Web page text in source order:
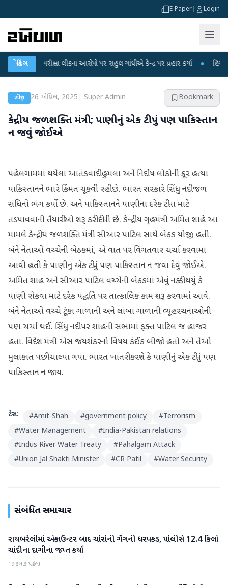
E-Paper Login
બ્રેકિંગ
પરીક્ષા લીકના આરોપો પર રાહુલ ગાંધીએ કેન્દ્ર પર પ્રહાર કર્યા ● હિંમતનગરમાં
રાષ્ટ્રીય 26 એપ્રિલ, 2025 Super Admin Bookmark
કેન્દ્રીય જળશક્તિ મંત્રી; પાણીનું એક ટીપું પણ પાકિસ્તાન
ન જવું જોઈએ
પહેલગામમાં થયેલા આતંકવાદી હુમલા અને નિર્દોષ લોકોની ક્રૂર હત્યા
પાકિસ્તાનને ભારે કિંમત ચૂકવી રહી છે. ભારત સરકારે સિંધુ નદી જળ
સંધિનો ભંગ કર્યો છે. અને પાકિસ્તાનને પાણીના દરેક ટીપા માટે
તડપાવવાની તૈયારીઓ શરૂ કરી દીધી છે. કેન્દ્રીય ગૃહમંત્રી અમિત શાહે આ
મામલે કેન્દ્રીય જળશક્તિ મંત્રી સીઆર પાટિલ સાથે બેઠક યોજી હતી.
બંને નેતાઓ વચ્ચેની બેઠકમાં, એ વાત પર વિગતવાર ચર્ચા કરવામાં
આવી હતી કે પાણીનું એક ટીપું પણ પાકિસ્તાન ન જવા દેવું જોઈએ.
અમિત શાહ અને સીઆર પાટિલ વચ્ચેની બેઠકમાં એવું નક્કી થયું કે
પાણી રોકવા માટે દરેક પદ્ધતિ પર તાત્કાલિક કામ શરૂ કરવામાં આવે.
બંને નેતાઓ વચ્ચે ટૂંકા ગાળાની અને લાંબા ગાળાની વ્યૂહરચનાઓની
પણ ચર્ચા થઈ. સિંધુ નદી પર શાહની સભામાં ફક્ત પાટિલ જ હાજર
હતા. વિદેશ મંત્રી એસ જયશંકરનો વિષય કંઈક બીજો હતો અને તેઓ
મુલાકાત પછી ચાલ્યા ગયા. ભારત ખાતરી કરશે કે પાણીનું એક ટીપું પણ
પાકિસ્તાન ન જાય.
ટેગ્સ: #Amit-Shah #government policy #Terrorism
#Water Management #India-Pakistan relations
#Indus River Water Treaty #Pahalgam Attack
#Union Jal Shakti Minister #CR Patil #Water Security
સંબંધિત સમાચાર
રાષ્ટ્રીય
રાયબરેલીમાં એન્કાઉન્ટર બાદ ચોરોની ગેંગની ધરપકડ, પોલીસે 12.4 કિલો
ચાંદીના દાગીના જપ્ત કર્યા
19 કલાક પહેલા